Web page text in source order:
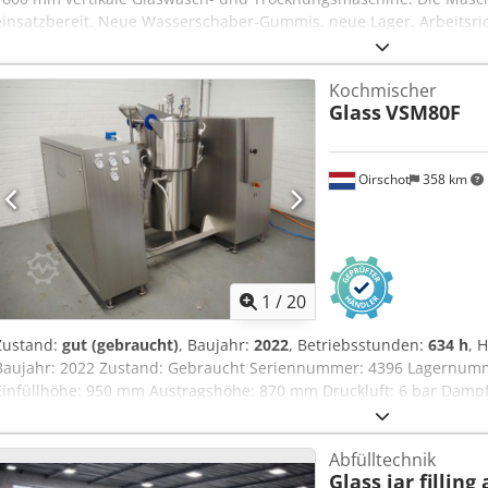
Neue Wasserschaber-Gummis, neue Lager.
Glas­höhe: 1600 mm Anzahl der Bürsten: 4 Dedpfx
Wasserheizung Hintergrundbeleuchtung
gereinigt und befindet sich in einwandfrei
Standort möglich!
1 /20
Oirschot 358 km
Kochmischer
GlassVSM80F
gut (gebraucht), Baujahr: 2022, Betriebsstunden: 634 h,
2022 Zustand: Gebraucht Seriennummer: 4396
950 mm Austragshöhe: 870 mm Druckluft: 6 bar
Abmessungen: 1400 x 2100 x 1650 mm Dcodpfsy S Txqex
Dampfeinspritzung. Inklusive Temperatursensor und 10,4"
Zustand.
Abfülltechnik
Glass jar filling